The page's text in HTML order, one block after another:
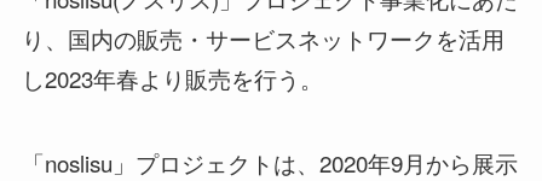
り、国内の販売・サービスネットワークを活用
し2023年春より販売を行う。
「noslisu」プロジェクトは、2020年9月から展示